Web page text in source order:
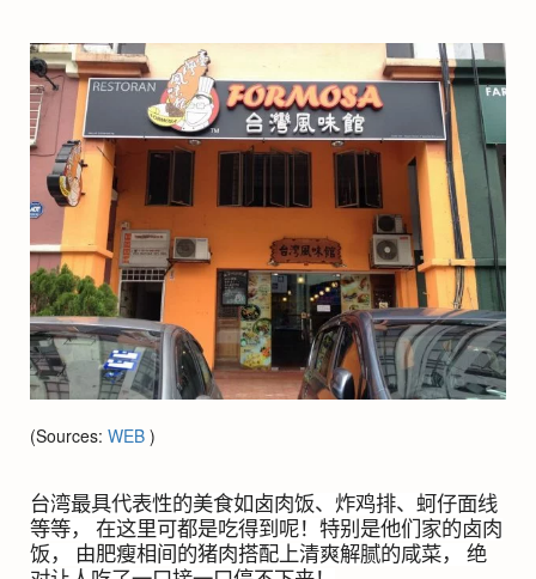
(Sources: WEB )
台湾最具代表性的美食如卤肉饭、炸鸡排、蚵仔面线
等等， 在这里可都是吃得到呢！特别是他们家的卤肉
饭， 由肥瘦相间的猪肉搭配上清爽解腻的咸菜， 绝